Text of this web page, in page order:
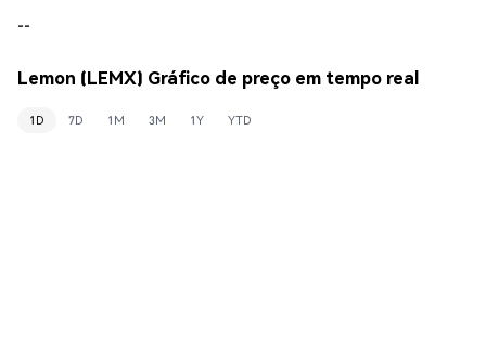
--
Lemon (LEMX) Gráfico de preço em tempo real
1D 7D 1M 3M 1Y YTD